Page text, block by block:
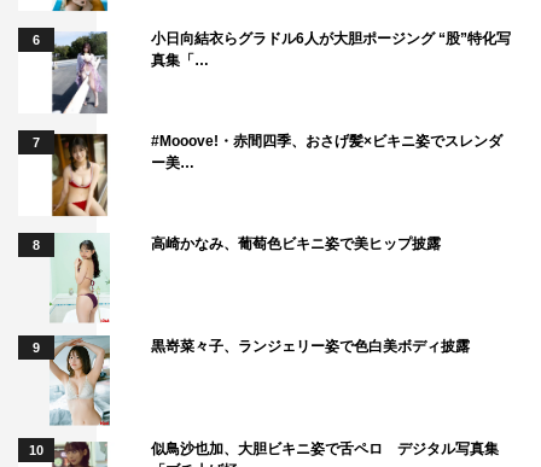
6
小日向結衣らグラドル6人が大胆ポージング “股”特化写
真集「…
7
#Mooove!・赤間四季、おさげ髪×ビキニ姿でスレンダ
ー美…
8 高崎かなみ、葡萄色ビキニ姿で美ヒップ披露
9 黒嵜菜々子、ランジェリー姿で色白美ボディ披露
10
似鳥沙也加、大胆ビキニ姿で舌ペロ デジタル写真集